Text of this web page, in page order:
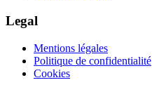
Legal
Mentions légales
Politique de confidentialité
Cookies